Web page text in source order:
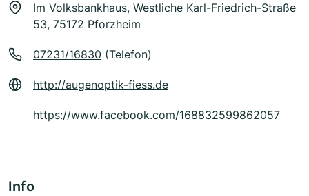
Im Volksbankhaus, Westliche Karl-Friedrich-Straße
53, 75172 Pforzheim
07231/16830 (Telefon)
http://augenoptik-fiess.de
https://www.facebook.com/168832599862057
Info